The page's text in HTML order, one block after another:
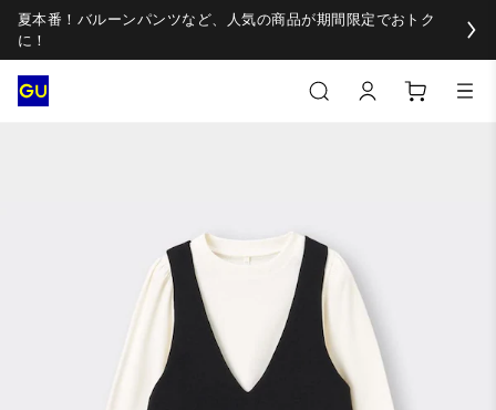
夏本番！バルーンパンツなど、人気の商品が期間限定でおトク
に！